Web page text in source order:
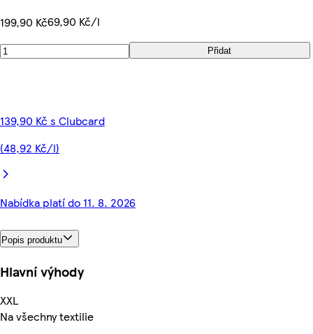
199,90 Kč69,90 Kč/l
Přidat
139,90 Kč s Clubcard
(48,92 Kč/l)
Nabídka platí do 11. 8. 2026
Popis produktu
Hlavní výhody
XXL
Na všechny textilie